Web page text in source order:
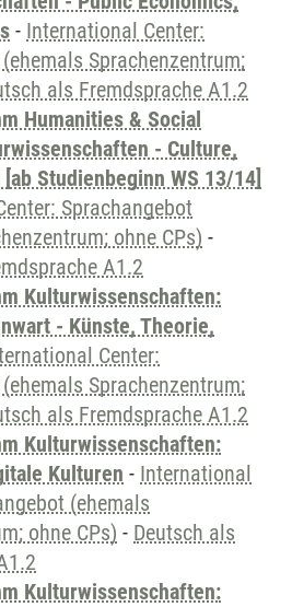
- International Center:
Sprachenzentrum;
als Fremdsprache A1.2
Humanities & Social
- Culture,
Studienbeginn WS 13/14]
Sprachangebot
ohne CPs) -
A1.2
Kulturwissenschaften:
- Künste, Theorie,
Center:
Sprachenzentrum;
als Fremdsprache A1.2
Kulturwissenschaften:
Kulturen - International
(ehemals
ohne CPs) - Deutsch als
Kulturwissenschaften: